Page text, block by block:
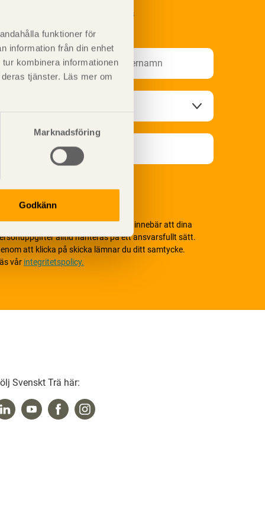
funktioner för
information från din enhet
kombinera informationen
tjänster. Läs mer om
Marknadsföring
Godkänn
på Svenskt Träs
värnar om personlig integritet vilket innebär att dina
alltid hanteras på ett ansvarsfullt sätt.
att klicka på skicka lämnar du ditt samtycke.
vår integritetspolicy.
Svenskt Trä här: